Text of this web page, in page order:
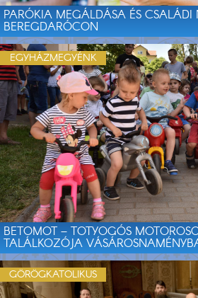
PARÓKIA MEGÁLDÁSA ÉS CSALÁDI
BEREGDARÓCON
BETOMOT – TOTYOGÓS
TALÁLKOZÓJA
EGYHÁZMEGYÉNK
GÖRÖGKATOLIKUS